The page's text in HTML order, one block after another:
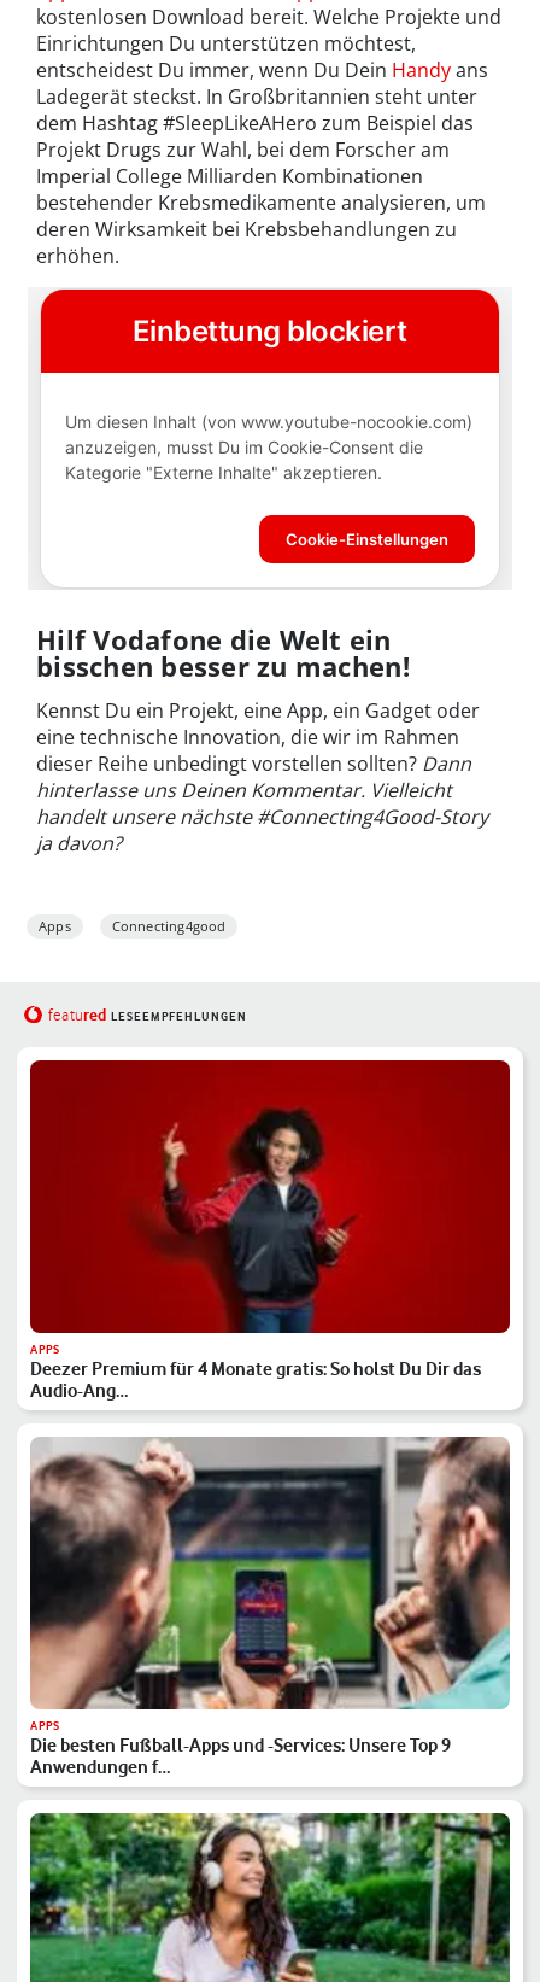
kostenlosen Download bereit. Welche Projekte und
Einrichtungen Du unterstützen möchtest,
entscheidest Du immer, wenn Du Dein Handyans
Ladegerät steckst. In Großbritannien steht unter
dem Hashtag #SleepLikeAHero zum Beispiel das
Projekt Drugs zur Wahl, bei dem Forscher am
Imperial College Milliarden Kombinationen
bestehender Krebsmedikamente analysieren, um
deren Wirksamkeit bei Krebsbehandlungen zu
erhöhen.
Hilf Vodafone die Welt ein
bisschen besser zu machen!
Kennst Du ein Projekt, eine App, ein Gadget oder
eine technische Innovation, die wir im Rahmen
dieser Reihe unbedingt vorstellen sollten? Dann
hinterlasse uns Deinen Kommentar. Vielleicht
handelt unsere nächste #Connecting4Good-Story
ja davon?
Apps Connecting4good
featured LESEEMPFEHLUNGEN
APPS
Deezer Premium für 4 Monate gratis: So holst Du Dir das
Audio-Ang…
APPS
Die besten Fußball-Apps und -Services: Unsere Top 9
Anwendungen f…